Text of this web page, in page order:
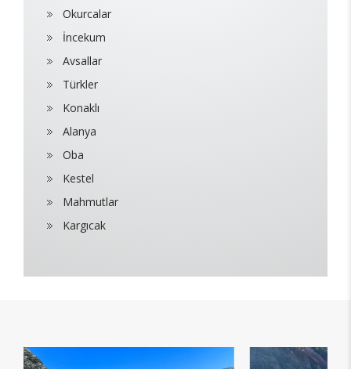
Okurcalar
İncekum
Avsallar
Türkler
Konaklı
Alanya
Oba
Kestel
Mahmutlar
Kargıcak